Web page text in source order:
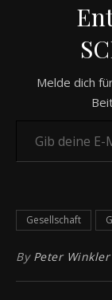
Melde dich
Gesellschaft
By Peter Winkler